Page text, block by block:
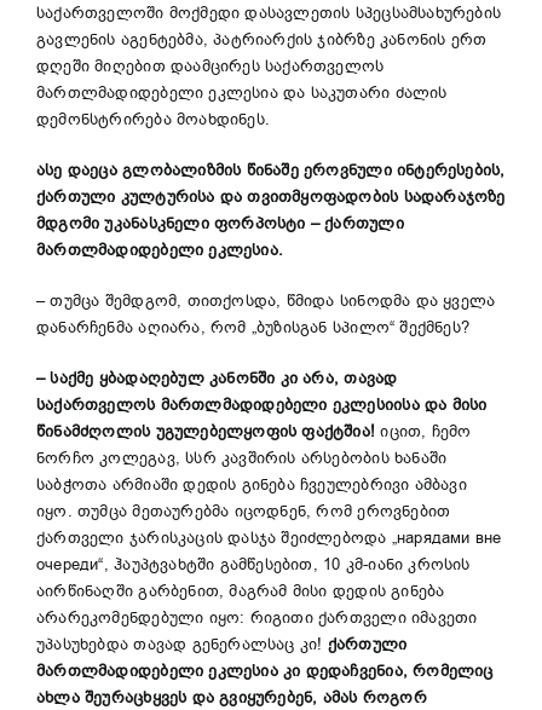
საქართველოში მოქმედი დასავლეთის სპეცსამსახურების
გავლენის აგენტებმა, პატრიარქის ჯიბრზე კანონის ერთ
დღეში მიღებით დაამცირეს საქართველოს
მართლმადიდებელი ეკლესია და საკუთარი ძალის
დემონსტრირება მოახდინეს.
ასე დაეცა გლობალიზმის წინაშე ეროვნული ინტერესების,
ქართული კულტურისა და თვითმყოფადობის სადარაჯოზე
მდგომი უკანასკნელი ფორპოსტი – ქართული
მართლმადიდებელი ეკლესია.
– თუმცა შემდგომ, თითქოსდა, წმიდა სინოდმა და ყველა
დანარჩენმა აღიარა, რომ „ბუზისგან სპილო“ შექმნეს?
– საქმე ყბადაღებულ კანონში კი არა, თავად
საქართველოს მართლმადიდებელი ეკლესიისა და მისი
წინამძღოლის უგულებელყოფის ფაქტშია!იცით, ჩემო
ნორჩო კოლეგავ, სსრ კავშირის არსებობის ხანაში
საბჭოთა არმიაში დედის გინება ჩვეულებრივი ამბავი
იყო. თუმცა მეთაურებმა იცოდნენ, რომ ეროვნებით
ქართველი ჯარისკაცის დასჯა შეიძლებოდა „нарядами вне
очереди“, ჰაუპტვახტში გამწესებით, 10 კმ-იანი კროსის
აირწინაღში გარბენით, მაგრამ მისი დედის გინება
არარეკომენდებული იყო: რიგითი ქართველი იმავეთი
უპასუხებდა თავად გენერალსაც კი! ქართული
მართლმადიდებელი ეკლესია კი დედაჩვენია, რომელიც
ახლა შეურაცხყვეს და გვიყურებენ, ამას როგორ